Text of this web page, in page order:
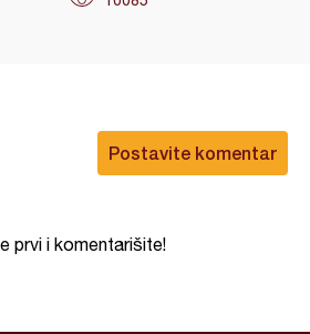
Postavite komentar
prvi i komentarišite!